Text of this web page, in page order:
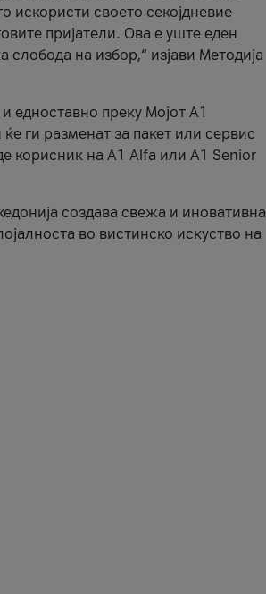
искористи своето секојдневие
пријатели. Ова е уште еден
слобода на избор,“ изјави Методија
едноставно преку Мојот А1
ги разменат за пакет или сервис
корисник на А1 Alfa или A1 Senior
создава свежа и иновативна
во вистинско искуство на